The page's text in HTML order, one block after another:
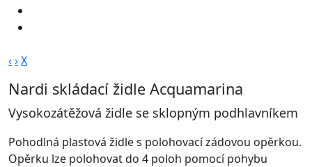
‹›X
Nardi skládací židle Acquamarina
Vysokozátěžová židle se sklopným podhlavníkem
Pohodlná plastová židle s polohovací zádovou opěrkou.
Opěrku lze polohovat do 4 poloh pomocí pohybu